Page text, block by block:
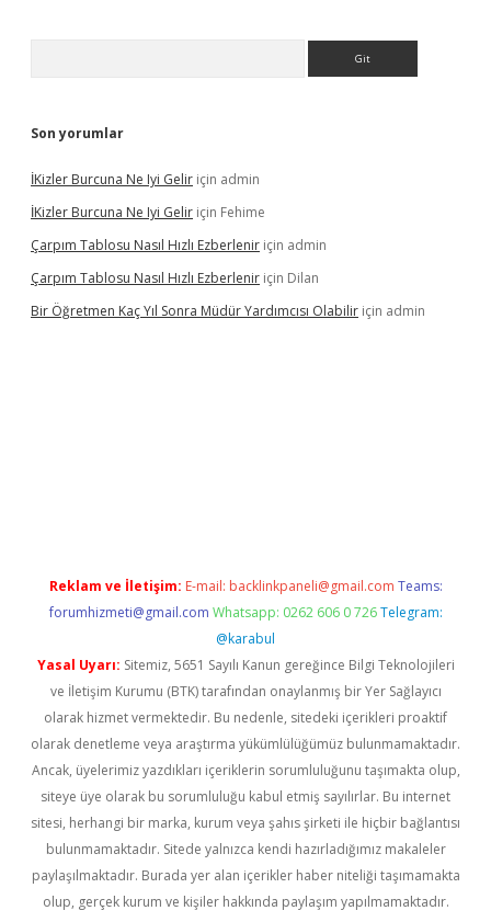
Son yorumlar
İKizler Burcuna Ne Iyi Gelir için admin
İKizler Burcuna Ne Iyi Gelir için Fehime
Çarpım Tablosu Nasıl Hızlı Ezberlenir için admin
Çarpım Tablosu Nasıl Hızlı Ezberlenir için Dilan
Bir Öğretmen Kaç Yıl Sonra Müdür Yardımcısı Olabilir için admin
Reklam ve İletişim: E-mail: backlinkpaneli@gmail.com Teams:
forumhizmeti@gmail.com Whatsapp: 0262 606 0 726 Telegram:
@karabul
Yasal Uyarı: Sitemiz, 5651 Sayılı Kanun gereğince Bilgi Teknolojileri
ve İletişim Kurumu (BTK) tarafından onaylanmış bir Yer Sağlayıcı
olarak hizmet vermektedir. Bu nedenle, sitedeki içerikleri proaktif
olarak denetleme veya araştırma yükümlülüğümüz bulunmamaktadır.
Ancak, üyelerimiz yazdıkları içeriklerin sorumluluğunu taşımakta olup,
siteye üye olarak bu sorumluluğu kabul etmiş sayılırlar. Bu internet
sitesi, herhangi bir marka, kurum veya şahıs şirketi ile hiçbir bağlantısı
bulunmamaktadır. Sitede yalnızca kendi hazırladığımız makaleler
paylaşılmaktadır. Burada yer alan içerikler haber niteliği taşımamakta
olup, gerçek kurum ve kişiler hakkında paylaşım yapılmamaktadır.